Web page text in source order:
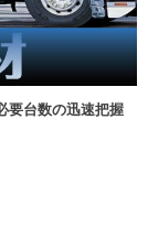
要台数の迅速把握